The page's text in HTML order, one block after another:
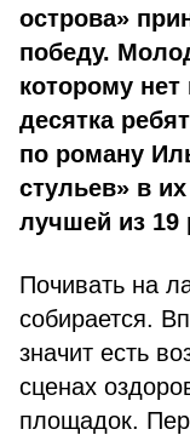
острова»
победу.
которому
десятка
по роману
стульев» в
лучшей из 19
Почивать на
собирается.
значит есть
сценах
площадок.